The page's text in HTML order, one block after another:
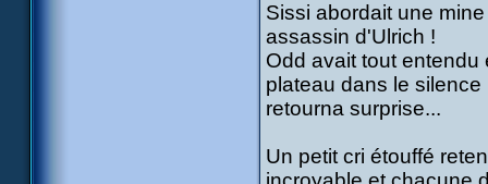
Sissi abordait une
assassin d'Ulrich !
Odd avait tout
plateau dans le
retourna surprise...
Un petit cri étouffé